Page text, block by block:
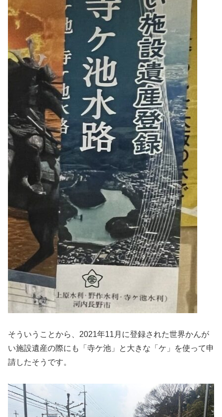
そういうことから、2021年11月に登録された世界かんが
い施設遺産の際にも「寺ケ池」と大きな「ケ」を使って申
請したそうです。